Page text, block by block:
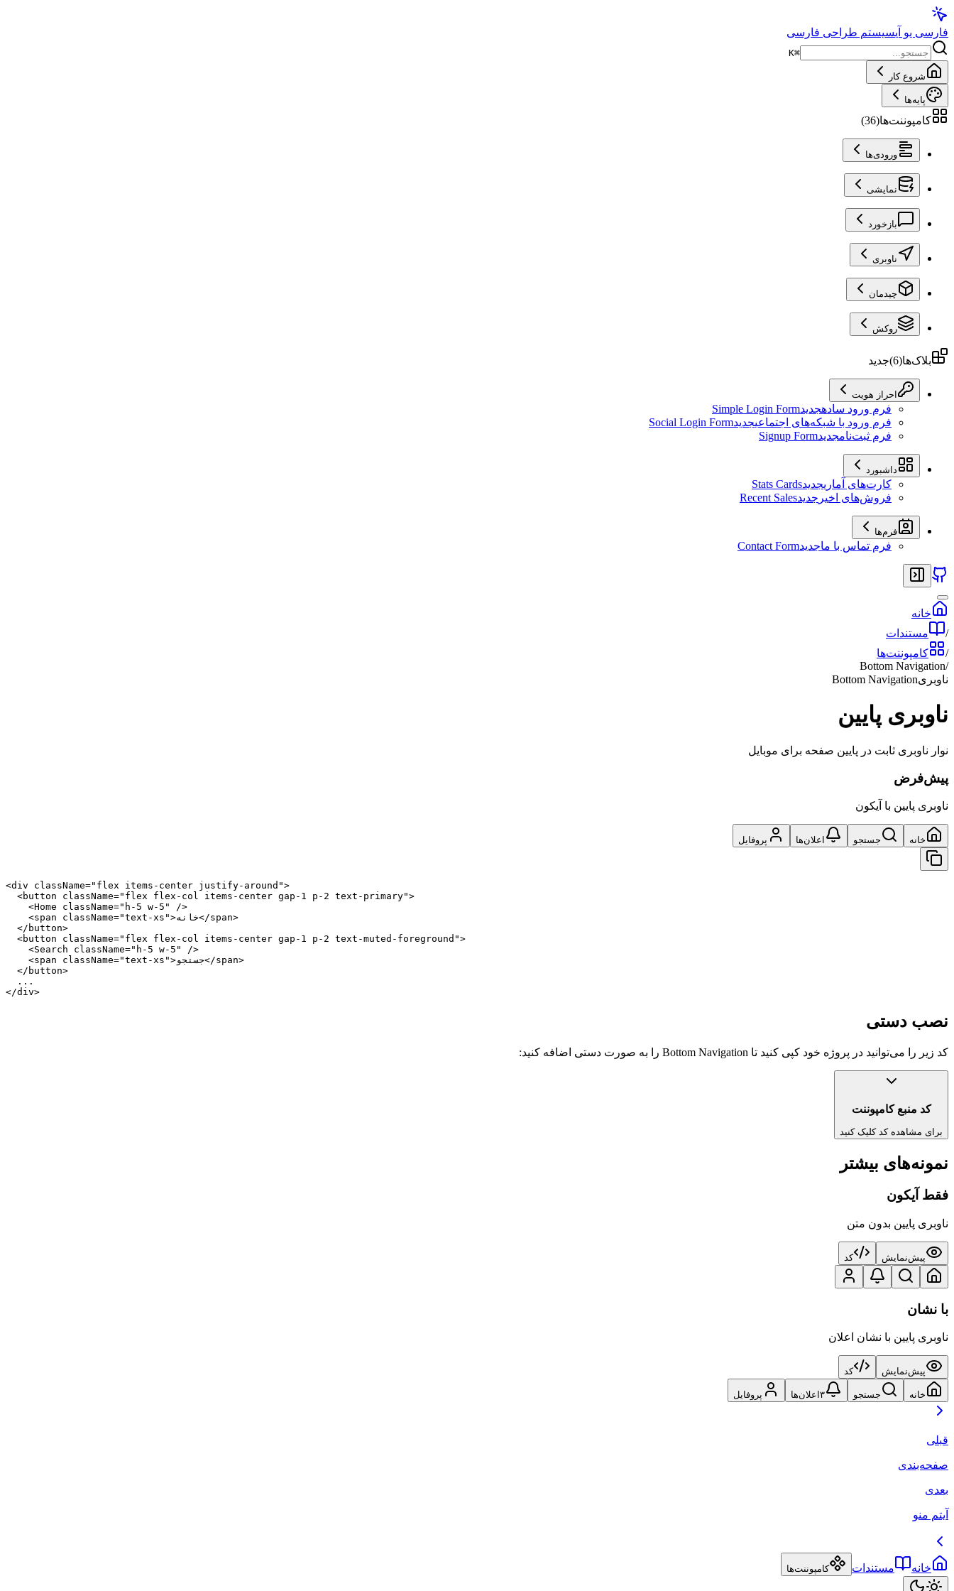
فارسی یو آیسیستم طراحی فارسی
⌘
K
شروع کار
پایه‌ها
کامپوننت‌ها(
36
)
ورودی‌ها
نمایشی
بازخورد
ناوبری
چیدمان
روکش
بلاک‌ها(
6
)جدید
احراز هویت
فرم ورود سادهجدیدSimple Login Form
فرم ورود با شبکه‌های اجتماعیجدیدSocial Login Form
فرم ثبت‌نامجدیدSignup Form
داشبورد
کارت‌های آماریجدیدStats Cards
فروش‌های اخیر جدیدRecent Sales
فرم‌ها
فرم تماس با ماجدیدContact Form
خانه
/
مستندات
/
کامپوننت‌ها
/
Bottom Navigation
ناوبریBottom Navigation
ناوبری پایین
نوار ناوبری ثابت در پایین صفحه برای موبایل
پیش‌فرض
ناوبری پایین با آیکون
خانه جستجو اعلان‌ها پروفایل
<div className="flex items-center justify-around">
  <button className="flex flex-col items-center gap-1 p-2 text-primary">
    <Home className="h-5 w-5" />
    <span className="text-xs">خانه</span>
  </button>
  <button className="flex flex-col items-center gap-1 p-2 text-muted-foreground">
    <Search className="h-5 w-5" />
    <span className="text-xs">جستجو</span>
  </button>
  ...
</div>
نصب دستی
کد زیر را می‌توانید در پروژه خود کپی کنید تا Bottom Navigation را به صورت دستی اضافه کنید:
کد منبع کامپوننت
برای مشاهده کد کلیک کنید
نمونه‌های بیشتر
فقط آیکون
ناوبری پایین بدون متن
پیش‌نمایش کد
با نشان
ناوبری پایین با نشان اعلان
پیش‌نمایش کد
خانه جستجو ۳ اعلان‌ها پروفایل
قبلی
صفحه‌بندی
بعدی
آیتم منو
خانه مستندات کامپوننت‌ها